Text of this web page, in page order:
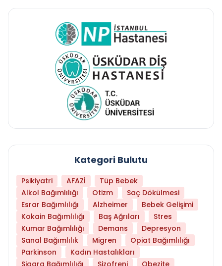
Kategori Bulutu
Psikiyatri AFAZİ
Tüp Bebek
Alkol Bağımlılığı
Otizm
Saç Dökülmesi
Esrar Bağımlılığı
Alzheimer
Bebek Gelişimi
Kokain Bağımlılığı
Baş Ağrıları
Stres
Kumar Bağımlılığı
Demans
Depresyon
Sanal Bağımlılık
Migren
Opiat Bağımlılığı
Parkinson
Kadın Hastalıkları
Sigara Bağımlılığı
Şizofreni Obezite